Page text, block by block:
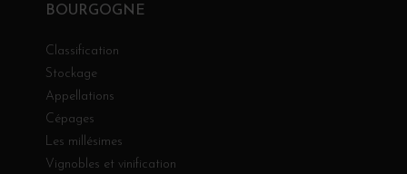
BOURGOGNE
Classification
Stockage
Appellations
Cépages
Les millésimes
Vignobles et vinification